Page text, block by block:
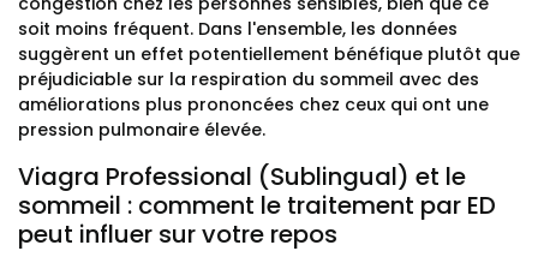
soit moins fréquent. Dans l'ensemble, les données
suggèrent un effet potentiellement bénéfique plutôt que
préjudiciable sur la respiration du sommeil avec des
améliorations plus prononcées chez ceux qui ont une
pression pulmonaire élevée.
Viagra Professional (Sublingual) et le
sommeil : comment le traitement par ED
peut influer sur votre repos